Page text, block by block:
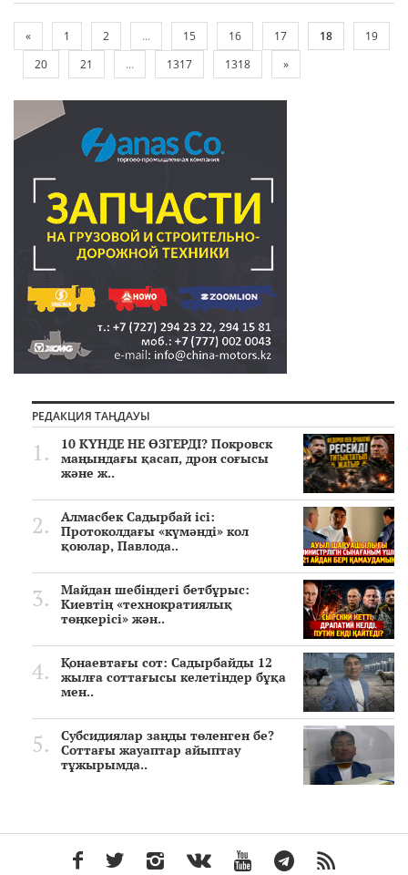
« 1 2 ... 15 16 17 18
19
20
21 ... 1317 1318 »
РЕДАКЦИЯ ТАҢДАУЫ
10 КҮНДЕ НЕ ӨЗГЕРДІ? Покровск
маңындағы қасап, дрон соғысы
және ж..
Алмасбек Садырбай ісі:
Протоколдағы «күмәнді» кол
қоюлар, Павлода..
Майдан шебіндегі бетбұрыс:
Киевтің «технократиялық
төңкерісі» жән..
Қонаевтағы сот: Садырбайды 12
жылға соттағысы келетіндер бұқа
мен..
Субсидиялар заңды төленген бе?
Соттағы жауаптар айыптау
тұжырымда..